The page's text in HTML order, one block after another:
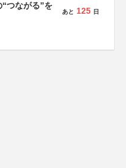
つながる”を
あと 125 日